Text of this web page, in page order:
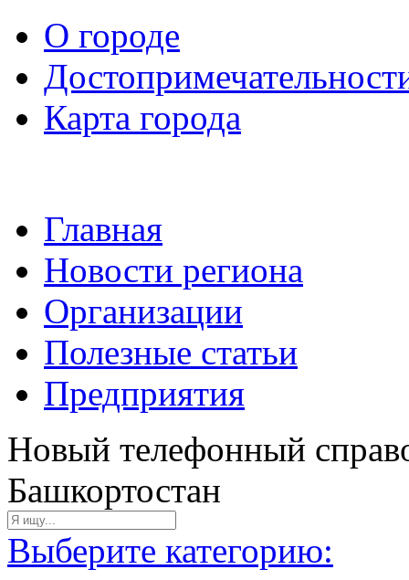
О городе
Карта города
Главная
Новости региона
Организации
Полезные статьи
Предприятия
Новый телефонный
Башкортостан
Выберите категорию: